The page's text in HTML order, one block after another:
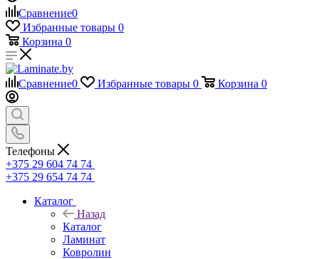
Сравнение0
Избранные товары 0
Корзина 0
Сравнение0 Избранные товары 0 Корзина 0
Телефоны
+375 29 604 74 74
+375 29 654 74 74
Каталог
Назад
Каталог
Ламинат
Ковролин